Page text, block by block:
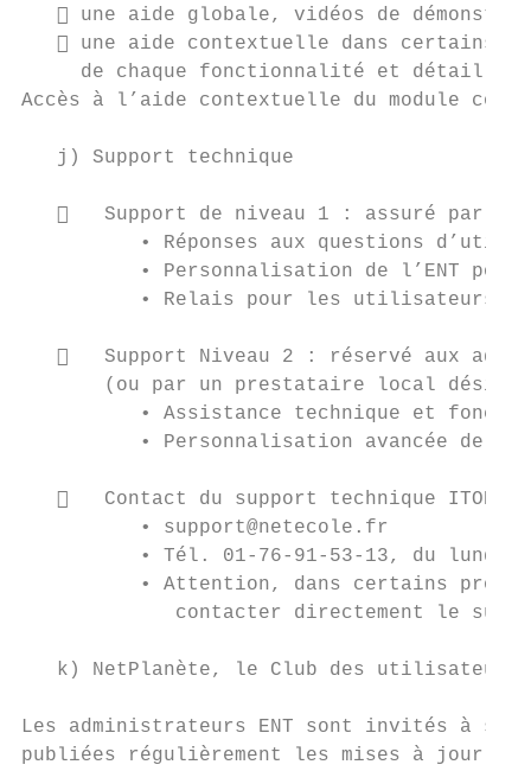
 une aide globale, vidéos de
 une aide contextuelle dans certains
de chaque fonctionnalité et
Accès à l’aide contextuelle du module
   j) Support technique
   Support de niveau 1 : assuré par
• Réponses aux questions
• Personnalisation de l’ENT
• Relais pour les utilisateurs
   Support Niveau 2 : réservé aux
(ou par un prestataire local
• Assistance technique et
• Personnalisation avancée de
      Contact du support technique ITOP :
          • support@netecole.fr
• Tél. 01-76-91-53-13, du lundi
• Attention, dans certains
contacter directement le
   k) NetPlanète, le Club des utilisateurs
Les administrateurs ENT sont invités à
publiées régulièrement les mises à jour de